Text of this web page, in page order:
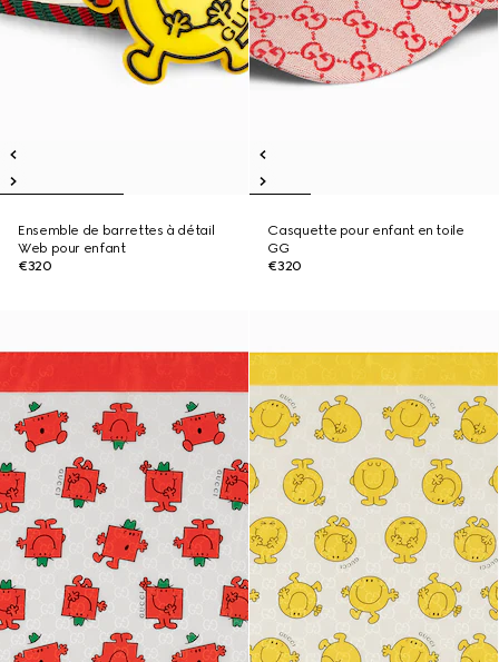
Ensemble de barrettes à détail
Web pour enfant
€320
Casquette pour enfant en toile
GG
€320